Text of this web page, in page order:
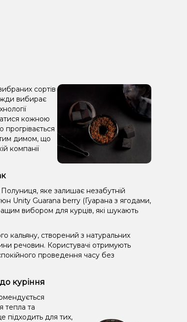
сортів
вибирає
кожною
прогрівається
димом, що
компанії
яке залишає незабутній
Unity Guarana berry (Гуарана з ягодами,
вибором для курців, які шукають
кальяну, створений з натуральних
речовин. Користувачі отримують
проведення часу без
куріння
тепла та
підходить для тих,